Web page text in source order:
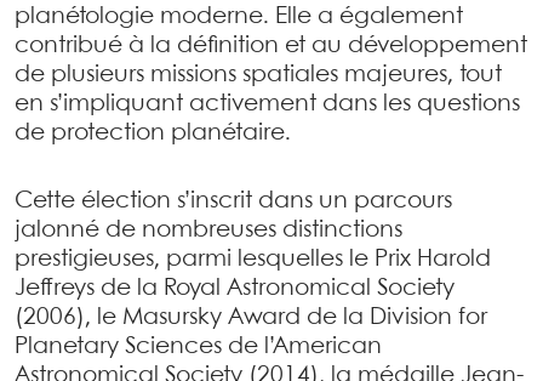
planétologie moderne. Elle a également
contribué à la définition et au développement
de plusieurs missions spatiales majeures, tout
en s’impliquant activement dans les questions
de protection planétaire.
Cette élection s’inscrit dans un parcours
jalonné de nombreuses distinctions
prestigieuses, parmi lesquelles le Prix Harold
Jeffreys de la Royal Astronomical Society
(2006), le Masursky Award de la Division for
Planetary Sciences de l’American
Astronomical Society (2014), la médaille Jean-